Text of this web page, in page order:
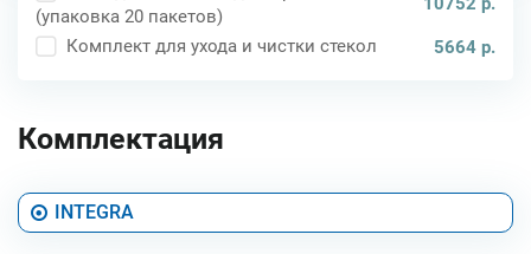
(упаковка 20 пакетов)
Комплект для ухода и чистки стекол 5664 р.
Комплектация
INTEGRA